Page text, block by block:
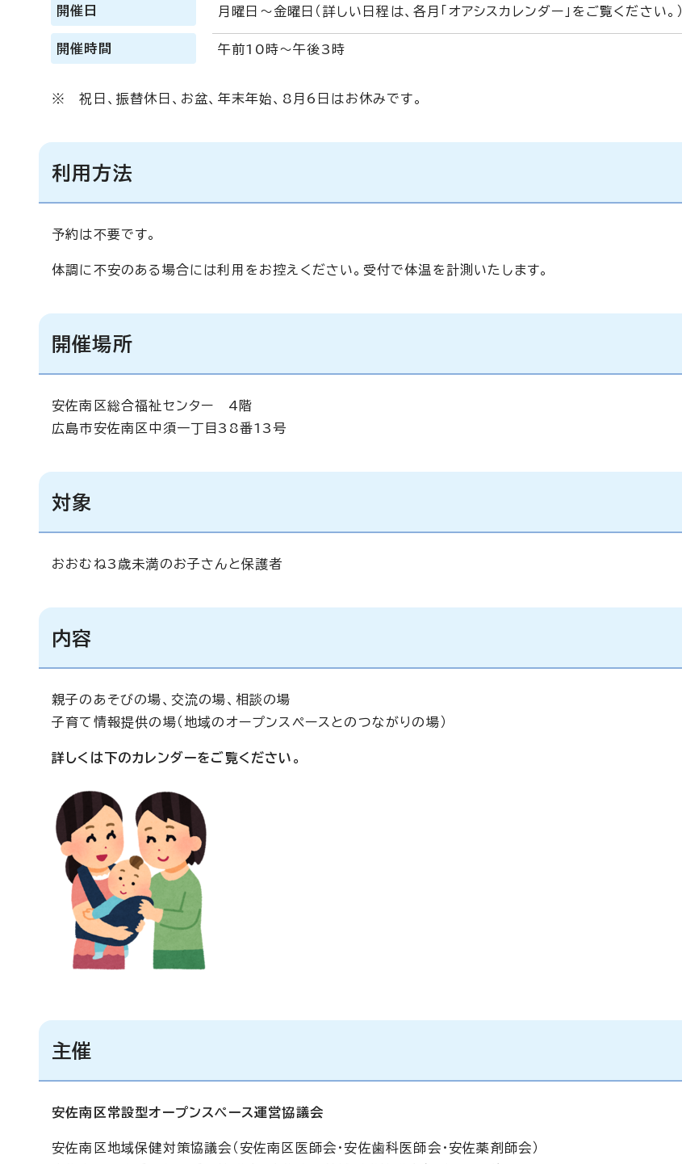
開催日 月曜日～金曜日（詳しい日程は、各月「オアシスカレンダー」をご覧ください。）
開催時間 午前10時～午後3時
※ 祝日、振替休日、お盆、年末年始、8月6日はお休みです。
利用方法
予約は不要です。
体調に不安のある場合には利用をお控えください。受付で体温を計測いたします。
開催場所
安佐南区総合福祉センター 4階
広島市安佐南区中須一丁目38番13号
対象
おおむね3歳未満のお子さんと保護者
内容
親子のあそびの場、交流の場、相談の場
子育て情報提供の場（地域のオープンスペースとのつながりの場）
詳しくは下のカレンダーをご覧ください。
主催
安佐南区常設型オープンスペース運営協議会
安佐南区地域保健対策協議会（安佐南区医師会・安佐歯科医師会・安佐薬剤師会）